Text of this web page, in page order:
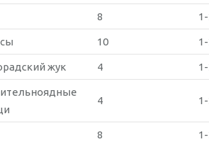
8
10
жук 4
4
8